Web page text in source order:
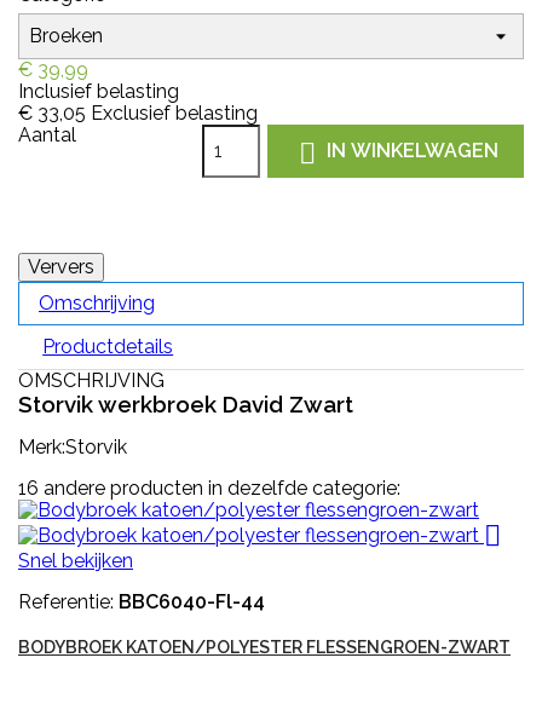
€ 39,99
Inclusief belasting
€ 33,05 Exclusief belasting
Aantal
 IN WINKELWAGEN
Omschrijving
Productdetails
OMSCHRIJVING
Storvik werkbroek David Zwart
Merk:Storvik
16 andere producten in dezelfde categorie:

Snel bekijken
Referentie: BBC6040-Fl-44
BODYBROEK KATOEN/POLYESTER FLESSENGROEN-ZWART